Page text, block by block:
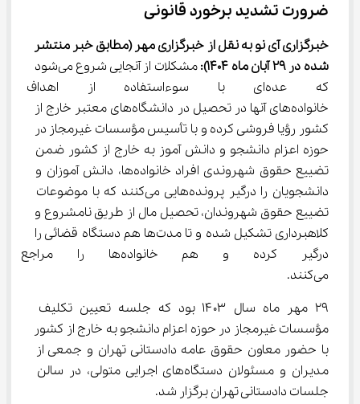
ضرورت تشدید برخورد قانونی
خبرگزاری آی نو به نقل از خبرگزاری مهر (مطابق خبر منتشر
شده در ۲۹
آبانماه 1404) :
مشکلات از آنجایی شروع می‌شود
که عده‌ای با سوء‌استفاده
خانواده‌های آنها در تحصیل در دانشگاه‌های معتبر خارج از
کشور رؤیا فروشی کرده و با تأسیس مؤسسات غیرمجاز در
حوزه اعزام دانشجو و دانش آموز به خارج از کشور ضمن
تضییع حقوق شهروندی افراد خانواده‌ها، دانش آموزان و
دانشجویان را درگیر پرونده‌هایی می‌کنند که با موضوعات
تضییع حقوق شهروندان، تحصیل مال از طریق نامشروع و
کلاهبرداری تشکیل شده و تا مدت‌ها هم دستگاه قضائی را
درگیر کرده و هم
می‌کنند.
۲۹ مهر ماه سال ۱۴۰۳ بود که جلسه تعیین تکلیف
مؤسسات غیرمجاز در حوزه اعزام دانشجو به خارج از کشور
با حضور معاون حقوق عامه دادستانی تهران و جمعی از
مدیران و مسئولان دستگاه‌های اجرایی متولی، در سالن
جلسات دادستانی تهران برگزار شد.